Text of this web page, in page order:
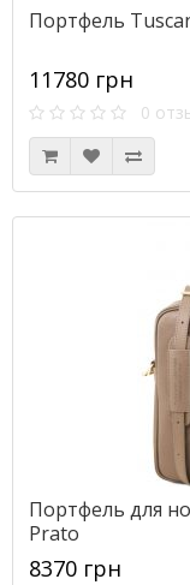
Портфель
11780 грн
0
Портфель для
Prato
8370 грн